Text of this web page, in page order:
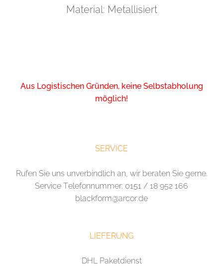
Material: Metallisiert
Aus Logistischen Gründen, keine Selbstabholung
möglich!
SERVICE
Rufen Sie uns unverbindlich an, wir beraten Sie gerne.
Service Telefonnummer: 0151 / 18 952 166
blackform@arcor.de
LIEFERUNG
DHL Paketdienst